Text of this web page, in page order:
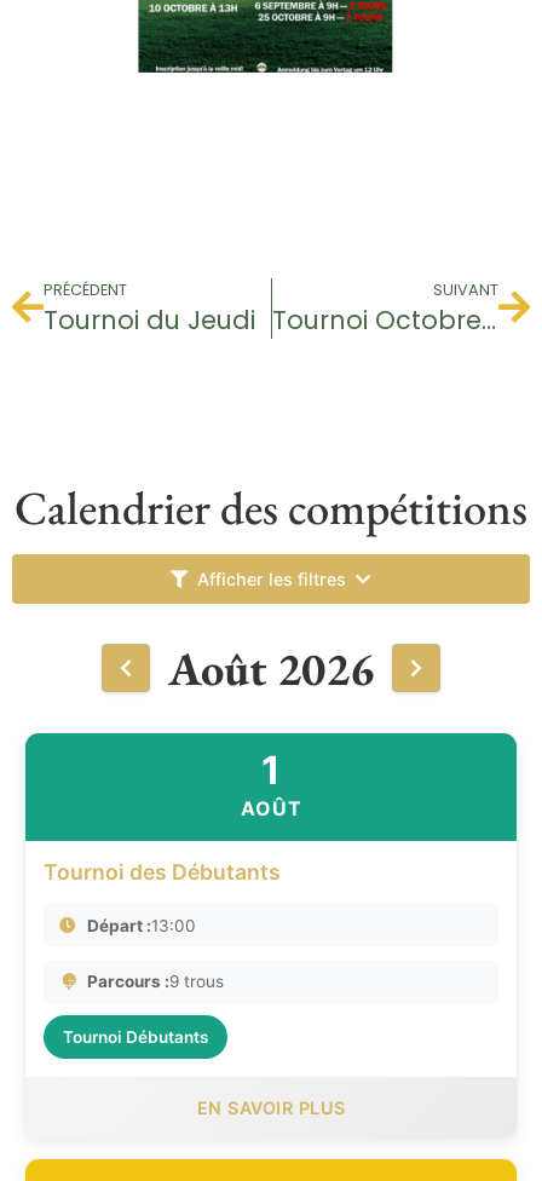
PRÉCÉDENT
Tournoi du Jeudi
SUIVANT
Tournoi Octobre Rose
Calendrier des compétitions
Afficher les filtres
Août 2026
1
AOÛT
Tournoi des Débutants
Départ :13:00
Parcours :9 trous
Tournoi Débutants
EN SAVOIR PLUS